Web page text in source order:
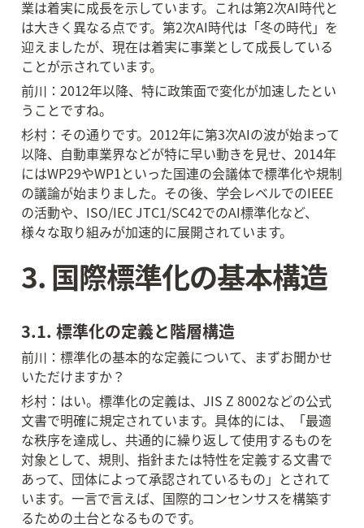
業は着実に成長を示しています。これは第2次AI時代と
は大きく異なる点です。第2次AI時代は「冬の時代」を
迎えましたが、現在は着実に事業として成長している
ことが示されています。
前川：2012年以降、特に政策面で変化が加速したとい
うことですね。
杉村：その通りです。2012年に第3次AIの波が始まって
以降、自動車業界などが特に早い動きを見せ、2014年
にはWP29やWP1といった国連の会議体で標準化や規制
の議論が始まりました。その後、学会レベルでのIEEE
の活動や、ISO/IEC JTC1/SC42でのAI標準化など、
様々な取り組みが加速的に展開されています。
3. 国際標準化の基本構造
3.1. 標準化の定義と階層構造
前川：標準化の基本的な定義について、まずお聞かせ
いただけますか？
杉村：はい。標準化の定義は、JIS Z 8002などの公式
文書で明確に規定されています。具体的には、「最適
な秩序を達成し、共通的に繰り返して使用するものを
対象として、規則、指針または特性を定義する文書で
あって、団体によって承認されているもの」とされて
います。一言で言えば、国際的コンセンサスを構築す
るための土台となるものです。